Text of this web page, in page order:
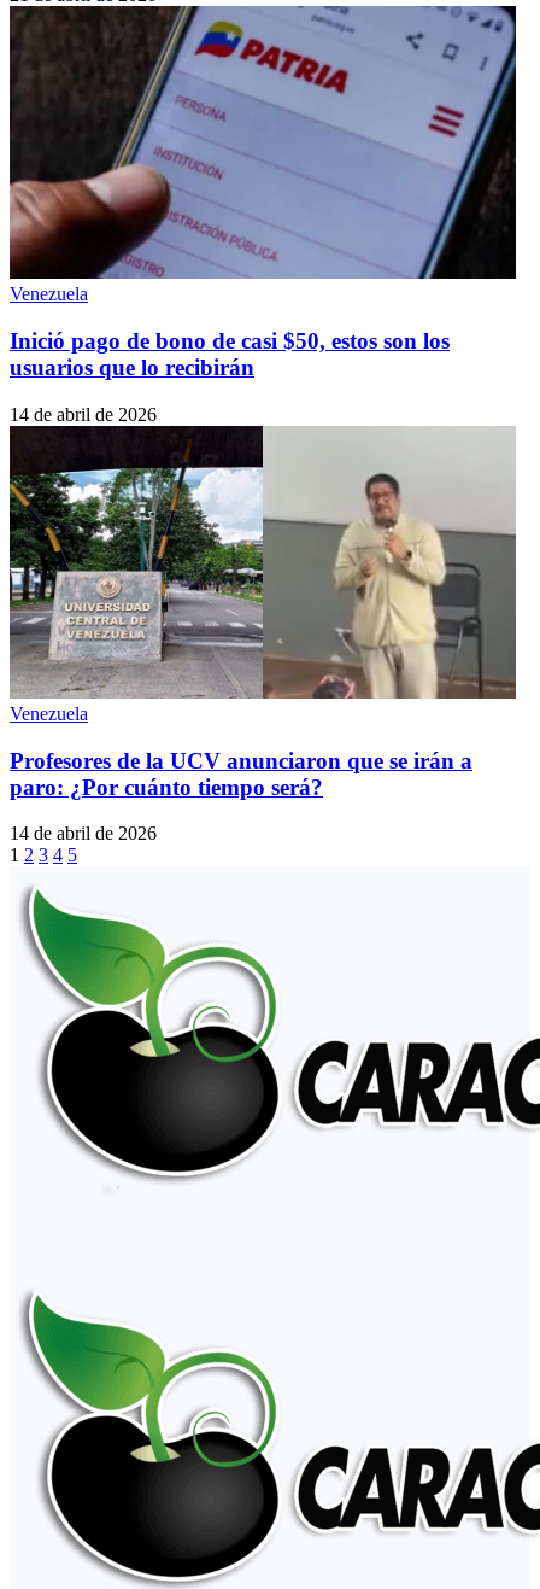
Venezuela
Inició pago de bono de casi $50, estos son los
usuarios que lo recibirán
14 de abril de 2026
Venezuela
Profesores de la UCV anunciaron que se irán a
paro: ¿Por cuánto tiempo será?
14 de abril de 2026
1 2 3 4 5